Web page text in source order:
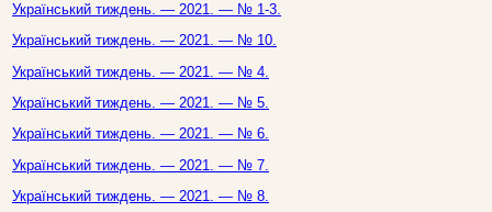
Український тиждень. — 2021. — № 1-3.
Український тиждень. — 2021. — № 10.
Український тиждень. — 2021. — № 4.
Український тиждень. — 2021. — № 5.
Український тиждень. — 2021. — № 6.
Український тиждень. — 2021. — № 7.
Український тиждень. — 2021. — № 8.